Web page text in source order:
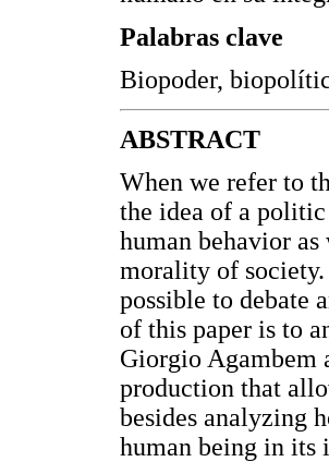
Palabras clave
Biopoder,
ABSTRACT
When we refer to
the idea of a
human behavior
morality of
possible to debate
of this paper is to
Giorgio Agambem
production that
besides analyzing
human being in its